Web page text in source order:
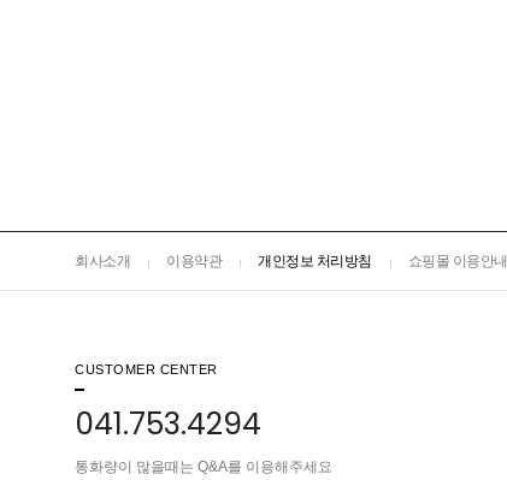
회사소개 이용약관 개인정보 처리방침 쇼핑몰 이용안내
CUSTOMER CENTER
041.753.4294
통화량이 많을때는 Q&A를 이용해주세요